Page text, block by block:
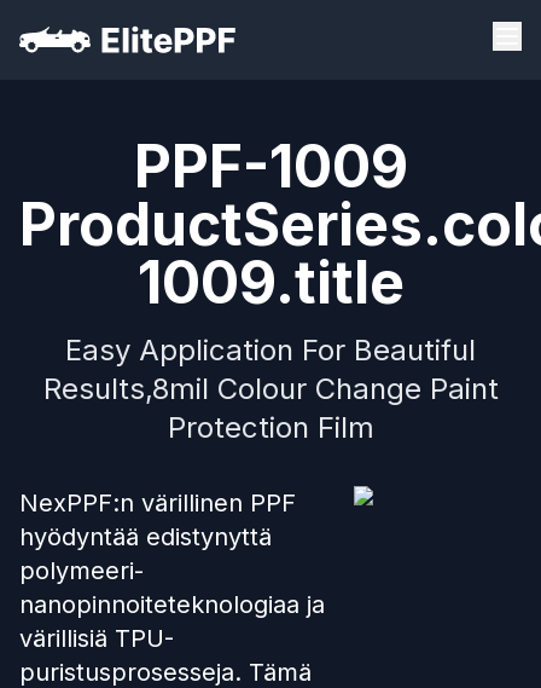
PPF-1009
1009.title
Easy Application For Beautiful
Results,8mil Colour Change Paint
Protection Film
NexPPF:n värillinen PPF
hyödyntää edistynyttä
polymeeri-
nanopinnoiteteknologiaa ja
värillisiä TPU-
puristusprosesseja. Tämä